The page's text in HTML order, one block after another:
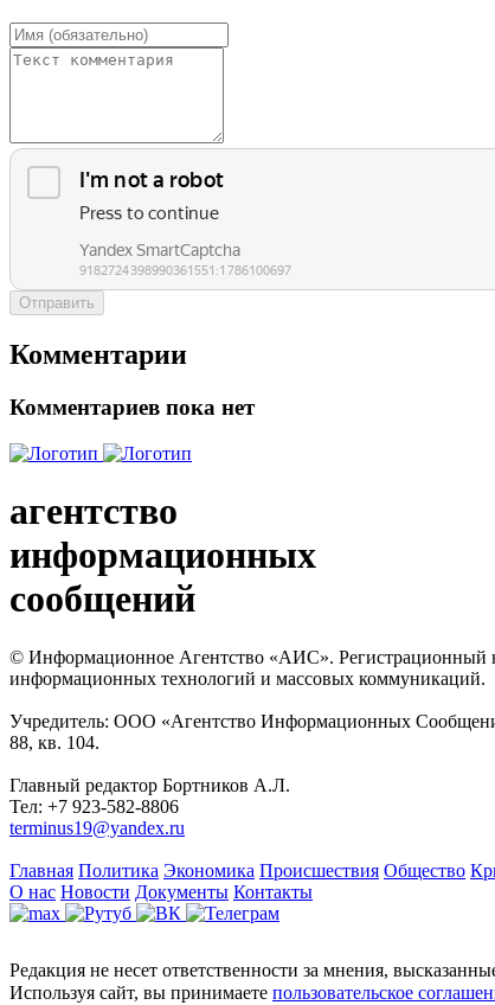
Отправить
Комментарии
Комментариев пока нет
агентство
информационных
сообщений
© Информационное Агентство «АИС». Регистрационный
информационных технологий и массовых коммуникаций.
Учредитель: ООО «Агентство Информационных
88, кв. 104.
Главный редактор Бортников А.Л.
Тел: +7 923-582-8806
terminus19@yandex.ru
Главная Политика Экономика Происшествия Общество
О нас Новости Документы Контакты
Редакция не несет ответственности за мнения,
Используя сайт, вы принимаете пользовательское